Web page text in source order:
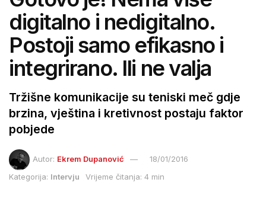
digitalno i nedigitalno.
Postoji samo efikasno i
integrirano. Ili ne valja
Tržišne komunikacije su teniski meč gdje
brzina, vještina i kretivnost postaju faktor
pobjede
Autor: Ekrem Dupanović
18/01/2016
Kategorija: Intervju Vrijeme čitanja: 4 min